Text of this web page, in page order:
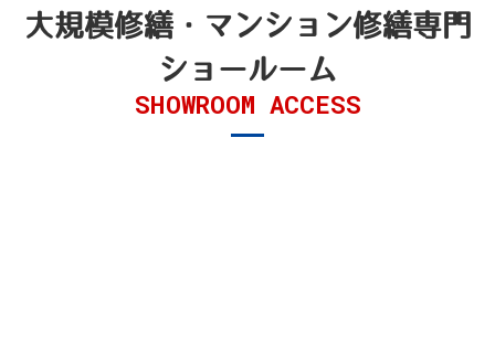
大規模修繕・マンション修繕専門
ショールーム
SHOWROOM ACCESS